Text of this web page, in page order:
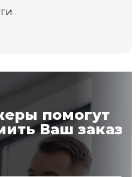
помогут
Ваш заказ